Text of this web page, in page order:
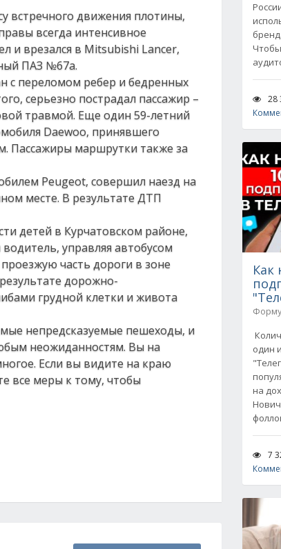
встречного движения плотины,
всегда интенсивное
и врезался в Mitsubishi Lancer,
ПАЗ №67а.
с переломом ребер и бедренных
серьезно пострадал пассажир –
травмой. Еще один 59-летний
Daewoo, принявшего
Пассажиры маршрутки также за
Peugeot, совершил наезд на
месте. В результате ДТП
детей в Курчатовском районе,
управляя автобусом
часть дороги в зоне
дорожно-
грудной клетки и живота
непредсказуемые пешеходы, и
неожиданностям. Вы на
Если вы видите на краю
все меры к тому, чтобы
28
Как
один
на
7